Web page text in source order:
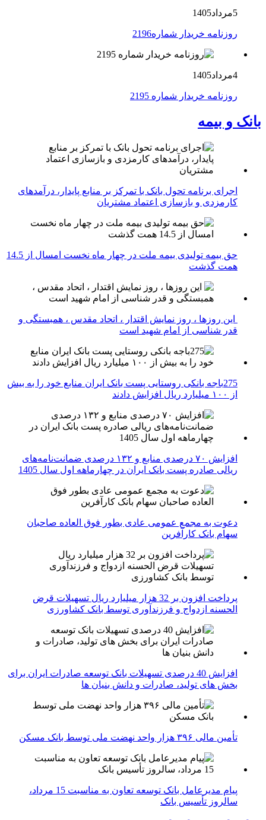
5مرداد1405
روزنامه خریدار شماره2196
4مرداد1405
روزنامه خریدار شماره 2195
بانک و بیمه
اجرای برنامه تحول بانک با تمرکز بر منابع پایدار، درآمدهای
کارمزدی و بازسازی اعتماد مشتریان
حق بیمه تولیدی بیمه ملت در چهار ماه نخست امسال از 14.5
همت گذشت
این روزها ، روز نمایش اقتدار ، اتحاد مقدس ، همبستگی و
قدر شناسی از امام شهید است
275باجه بانکی روستایی پست بانک ایران منابع خود را به بیش
از ۱۰۰ میلیارد ریال افزایش دادند
افزایش ۷۰ درصدی منابع و ۱۳۲ درصدی ضمانت‌نامه‌های
ریالی صادره پست بانک ایران در چهارماهه اول سال 1405
دعوت به مجمع عمومی عادی بطور فوق العاده صاحبان
سهام بانک کارآفرین
پرداخت افزون بر 32 هزار میلیارد ریال تسهیلات قرض
الحسنه ازدواج و فرزندآوری توسط بانک کشاورزی
افزایش 40 درصدی تسهیلات بانک توسعه صادرات ایران برای
بخش های تولید، صادرات و دانش بنیان ها
تأمین مالی ۳۹۶ هزار واحد نهضت ملی توسط بانک مسکن
پیام مدیرعامل بانک توسعه تعاون به مناسبت 15 مرداد،
سالروز تأسیس بانک